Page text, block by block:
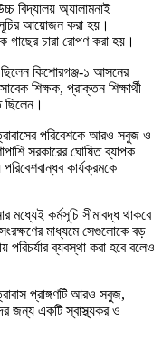
বিদ্যালয় অ্যালামনাই
আয়োজন করা হয়।
চারা রোপণ করা হয়।
কিশোরগঞ্জ-১ আসনের
শিক্ষক, প্রাক্তন শিক্ষার্থী
ছিলেন।
পরিবেশকে আরও সবুজ ও
সরকারের ঘোষিত ব্যাপক
পরিবেশবান্ধব কার্যক্রমকে
কর্মসূচি সীমাবদ্ধ থাকবে
মাধ্যমে সেগুলোকে বড়
ব্যবস্থা করা হবে বলেও
প্রাঙ্গণটি আরও সবুজ,
জন্য একটি স্বাস্থ্যকর ও